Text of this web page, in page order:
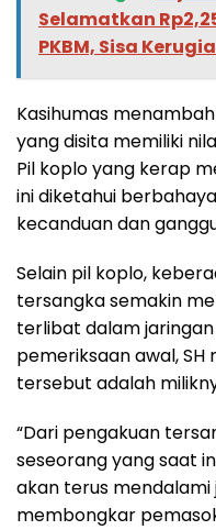
Selamatkan
PKBM, Sisa
Kasihumas
yang disita memiliki
Pil koplo yang kerap
ini diketahui
kecanduan dan
Selain pil koplo,
tersangka semakin
terlibat dalam
pemeriksaan awal,
tersebut adalah
“Dari pengakuan
seseorang yang saat
akan terus mendalami
membongkar